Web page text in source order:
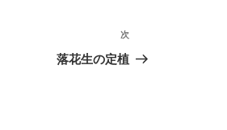
次
の
次
落花生の定植